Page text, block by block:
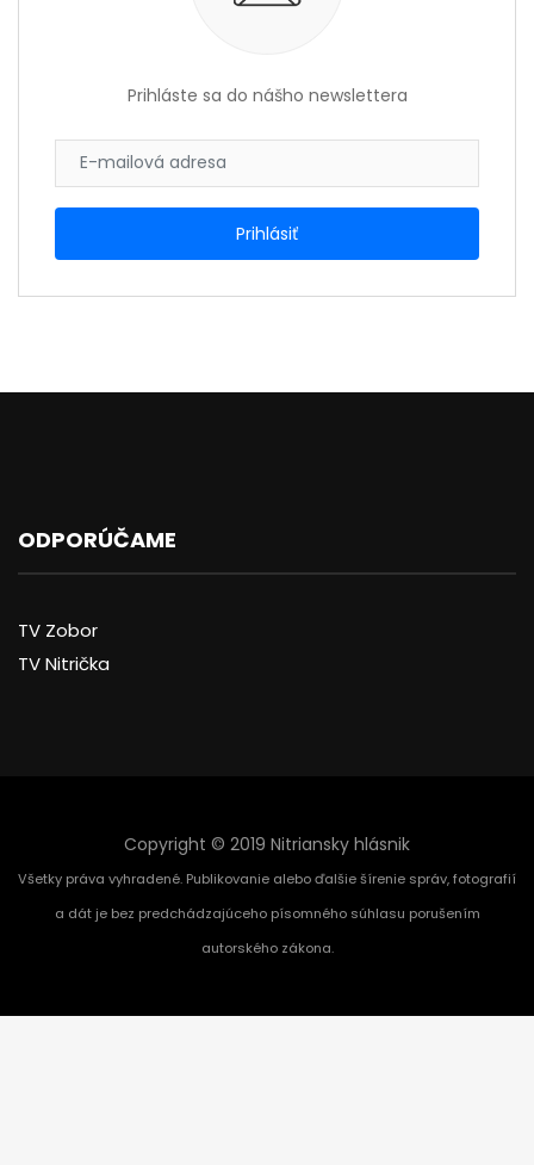
Prihláste sa do nášho newslettera
ODPORÚČAME
TV Zobor
TV Nitrička
Copyright © 2019 Nitriansky hlásnik
Všetky práva vyhradené. Publikovanie alebo ďalšie šírenie správ, fotografií
a dát je bez predchádzajúceho písomného súhlasu porušením
autorského zákona.